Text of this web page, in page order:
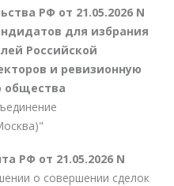
РФ от 21.05.2026 N
для избрания
Российской
и ревизионную
общества
РФ от 21.05.2026 N
о совершении сделок